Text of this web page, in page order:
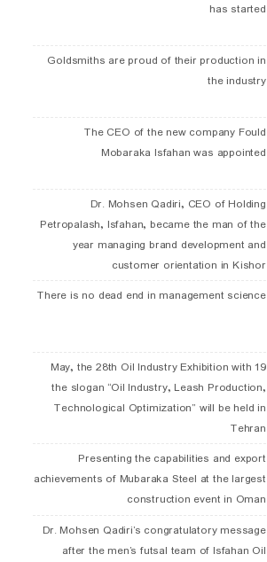
has started
Goldsmiths are proud of their production in
the industry
The CEO of the new company Fould
Mobaraka Isfahan was appointed
Dr. Mohsen Qadiri, CEO of Holding
Petropalash, Isfahan, became the man of the
year managing brand development and
customer orientation in Kishor
There is no dead end in management science
19 May, the 28th Oil Industry Exhibition with
the slogan “Oil Industry, Leash Production,
Technological Optimization” will be held in
Tehran
Presenting the capabilities and export
achievements of Mubaraka Steel at the largest
construction event in Oman
Dr. Mohsen Qadiri’s congratulatory message
after the men’s futsal team of Isfahan Oil